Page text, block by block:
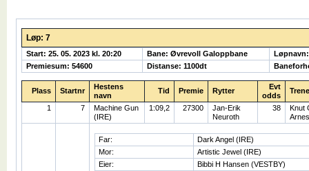
Løp: 7
Start: 25. 05. 2023 kl. 20:20 Bane: Øvrevoll Galoppbane
Løpnavn:
Premiesum: 54600
Distanse: 1100dt
Plass Startnr
Hestens
navn
Tid Premie Rytter
Evt
odds
1 7
Machine Gun
(IRE)
1:09,2 27300
Jan-Erik
Neuroth
38
Knut
Far:
Dark Angel (IRE)
Mor:
Artistic Jewel (IRE)
Eier:
Bibbi H Hansen (VESTBY)